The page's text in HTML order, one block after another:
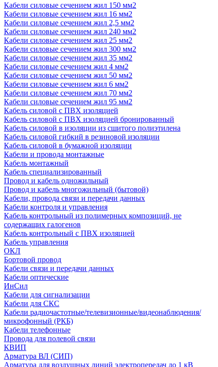
Кабели силовые сечением жил 150 мм2
Кабели силовые сечением жил 16 мм2
Кабели силовые сечением жил 2,5 мм2
Кабели силовые сечением жил 240 мм2
Кабели силовые сечением жил 25 мм2
Кабели силовые сечением жил 300 мм2
Кабели силовые сечением жил 35 мм2
Кабели силовые сечением жил 4 мм2
Кабели силовые сечением жил 50 мм2
Кабели силовые сечением жил 6 мм2
Кабели силовые сечением жил 70 мм2
Кабели силовые сечением жил 95 мм2
Кабель силовой с ПВХ изоляцией
Кабель силовой с ПВХ изоляцией бронированный
Кабель силовой в изоляции из сшитого полиэтилена
Кабель силовой гибкий в резиновой изоляции
Кабель силовой в бумажной изоляции
Кабели и провода монтажные
Кабель монтажный
Кабель специализированный
Провод и кабель одножильный
Провод и кабель многожильный (бытовой)
Кабели, провода связи и передачи данных
Кабели контроля и управления
Кабель контрольный из полимерных композиций, не
содержащих галогенов
Кабель контрольный с ПВХ изоляцией
Кабель управления
ОКЛ
Бортовой провод
Кабели связи и передачи данных
Кабели оптические
ИнСил
Кабели для сигнализации
Кабели для СКС
Кабели радиочастотные/телевизионные/видеонаблюдения/
микрофонный (РКБ)
Кабели телефонные
Провода для полевой связи
КВИП
Арматура ВЛ (СИП)
Арматура для воздушных линий электропередач до 1 кВ